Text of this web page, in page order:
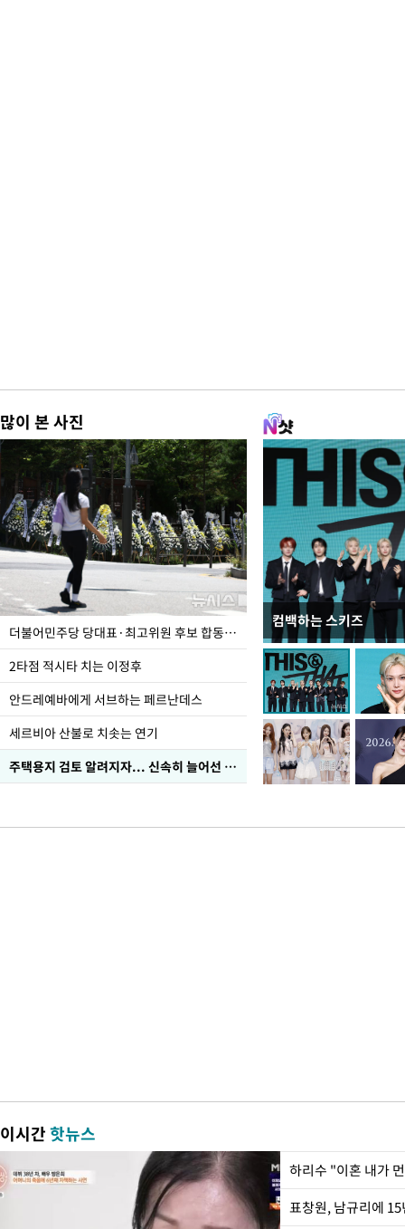
많이 본 사진
더불어민주당 당대표·최고위원 후보 합동연설회
2타점 적시타 치는 이정후
안드레예바에게 서브하는 페르난데스
세르비아 산불로 치솟는 연기
주택용지 검토 알려지자... 신속히 늘어선 '근조화환'
컴백하는 스키즈
사진으로 보는 일주일
이시간핫뉴스
하리수 "이혼 내가